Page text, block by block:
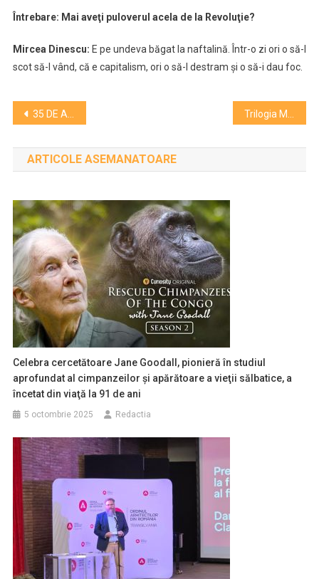
Întrebare: Mai aveţi puloverul acela de la Revoluţie?
Mircea Dinescu: E pe undeva băgat la naftalină. Într-o zi ori o să-l
scot să-l vând, că e capitalism, ori o să-l destram şi o să-i dau foc.
Navigare
în
articole
35 DE ANI DE LA REVOLUŢIE – Bogdan Mureşanu, regizor „Anul Nou care n-a fost”: „S-ar putea să trăim un soi de restart. Nu se poate ca într-o ţară atât de creativă, să ai o clasă politică de semidocţi”
ARTICOLE ASEMANATOARE
Celebra cercetătoare Jane Goodall, pionieră în studiul
aprofundat al cimpanzeilor şi apărătoare a vieţii sălbatice, a
încetat din viaţă la 91 de ani
5 octombrie 2025 Redactia